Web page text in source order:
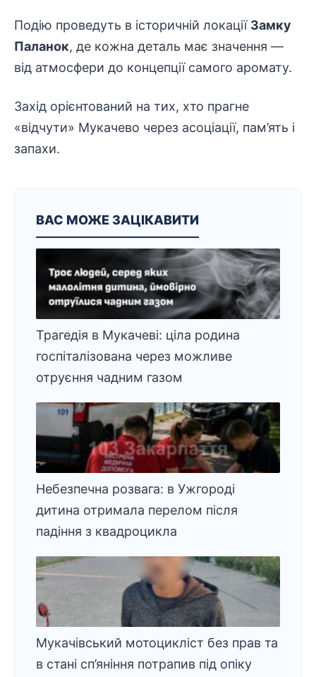
Подію проведуть в історичній локації Замку
Паланок, де кожна деталь має значення —
від атмосфери до концепції самого аромату.
Захід орієнтований на тих, хто прагне
«відчути» Мукачево через асоціації, пам’ять і
запахи.
ВАС МОЖЕ ЗАЦІКАВИТИ
Трагедія в Мукачеві: ціла родина
госпіталізована через можливе
отруєння чадним газом
Небезпечна розвага: в Ужгороді
дитина отримала перелом після
падіння з квадроцикла
Мукачівський мотоцикліст без прав та
в стані сп’яніння потрапив під опіку